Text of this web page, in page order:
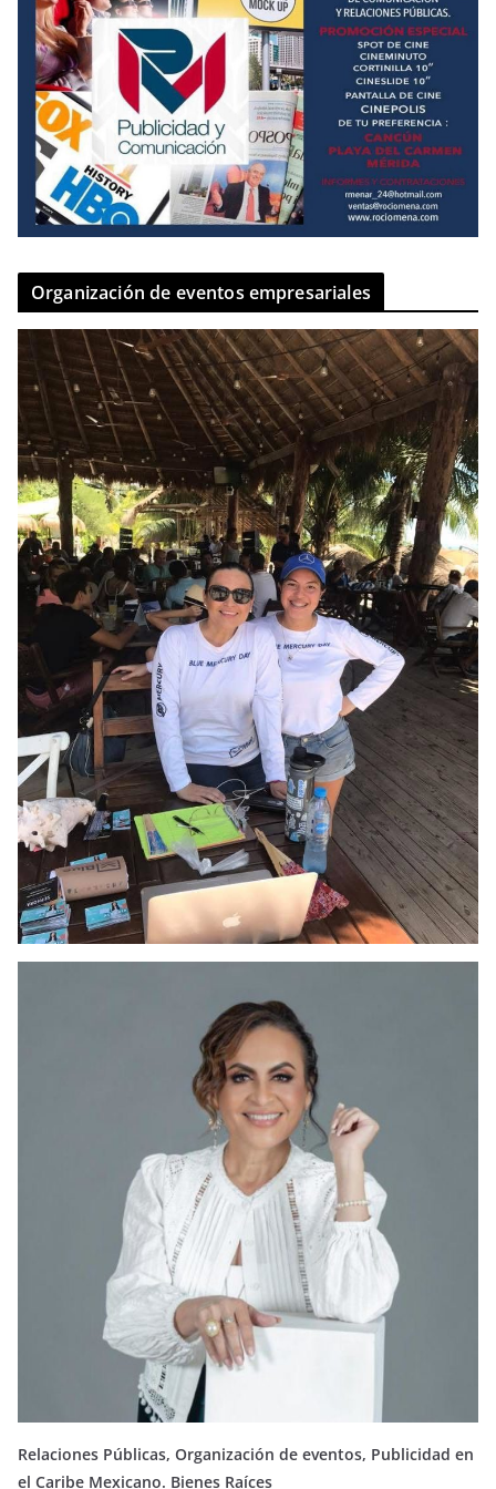
Organización de eventos empresariales
Relaciones Públicas, Organización de eventos, Publicidad en
el Caribe Mexicano. Bienes Raíces